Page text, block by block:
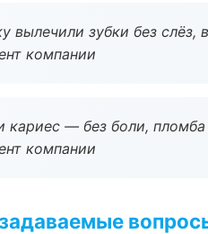
вылечили зубки без
компании
кариес — без боли,
компании